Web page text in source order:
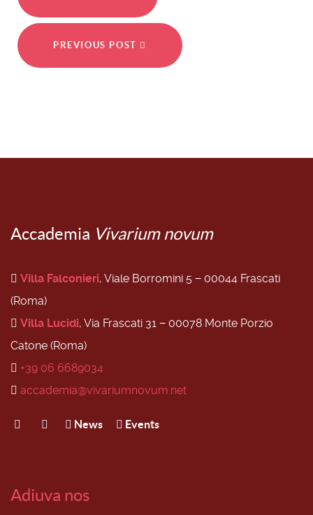
PREVIOUS POST
Accademia Vivarium novum
Villa Falconieri, Viale Borromini 5 − 00044 Frascati
(Roma)
Villa Lucidi, Via Frascati 31 − 00078 Monte Porzio
Catone (Roma)
+39 06 6689034
accademia@vivariumnovum.net
News Events
Adiuva nos